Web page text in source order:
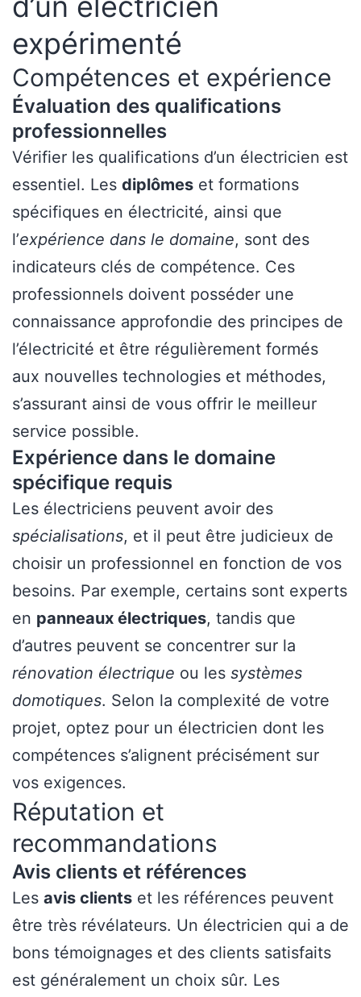
expérimenté
Compétences et expérience
Évaluation des qualifications
professionnelles
Vérifier les qualifications d’un électricien est
essentiel. Les diplômes et formations
spécifiques en électricité, ainsi que
l’expérience dans le domaine, sont des
indicateurs clés de compétence. Ces
professionnels doivent posséder une
connaissance approfondie des principes de
l’électricité et être régulièrement formés
aux nouvelles technologies et méthodes,
s’assurant ainsi de vous offrir le meilleur
service possible.
Expérience dans le domaine
spécifique requis
Les électriciens peuvent avoir des
spécialisations, et il peut être judicieux de
choisir un professionnel en fonction de vos
besoins. Par exemple, certains sont experts
en panneaux électriques, tandis que
d’autres peuvent se concentrer sur la
rénovation électrique ou les systèmes
domotiques. Selon la complexité de votre
projet, optez pour un électricien dont les
compétences s’alignent précisément sur
vos exigences.
Réputation et
recommandations
Avis clients et références
Les avis clients et les références peuvent
être très révélateurs. Un électricien qui a de
bons témoignages et des clients satisfaits
est généralement un choix sûr. Les